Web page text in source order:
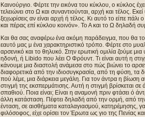
Καινούργιο. Φέρτε την εικόνα του κύκλου, ο κύκλος
τελειώνει στο Ω και συναντιούνται, αρχή και τέλος.
ξεχωρίσεις αν είναι αρχή ή τέλος. Κι αυτό το είπε
και πέρας επί κύκλου κοινόν». Το Α και το Ω δηλαδή
Και θα σας αναφέρω ένα ακόμη παράδειγμα, που θα το
εαυτό μας μ ένα χαρακτηριστικό τρόπο. Φέρτε στο
αρσενικό και το θηλυκό. Στην ερωτική ομιλία ζούμε
ηδονή, ή Libido που λέει Ο Φρόυντ. Τι είναι αυτή η
κάνουμε μια διαστολή ανάμεσα στο πώς βιώνει το
διαφορετικά από την ιδιοσυγκρασία, από τη φύση, τα
πού λέμε, μια διάρκεια μεγάλη. Για τον άντρα η βίωση
στιγμή της εκσπερμάτισης. Αυτή η στιγμή βρίσκεται
σπαθιού. Ποια είναι; Είναι η αναμονή πριν φτάσει ό
άλλη κατάσταση. Πέφτει δηλαδή από την ορμή, από
ένταση, σε αισθήματα καταλαγιασμού, κατηρέμησης,
φιλόσοφος, είχε ορίσει τον Έρωτα ως γιο της Πενίας